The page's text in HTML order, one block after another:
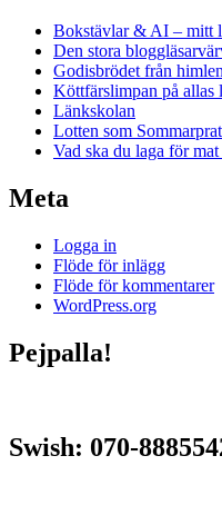
Bokstävlar & AI – mitt
Den stora
Godisbrödet från himlen
Köttfärslimpan på allas
Länkskolan
Lotten som
Vad ska du laga för
Meta
Logga in
Flöde för inlägg
Flöde för kommentarer
WordPress.org
Pejpalla!
Swish: 070-